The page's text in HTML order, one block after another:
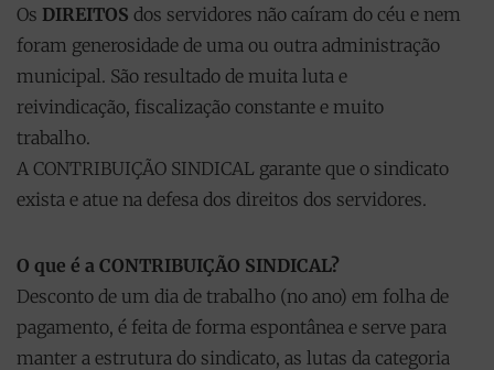
Os DIREITOS dos servidores não caíram do céu e nem
foram generosidade de uma ou outra administração
municipal. São resultado de muita luta e
reivindicação, fiscalização constante e muito
trabalho.
A CONTRIBUIÇÃO SINDICAL garante que o sindicato
exista e atue na defesa dos direitos dos servidores.
O que é a CONTRIBUIÇÃO SINDICAL?
Desconto de um dia de trabalho (no ano) em folha de
pagamento, é feita de forma espontânea e serve para
manter a estrutura do sindicato, as lutas da categoria